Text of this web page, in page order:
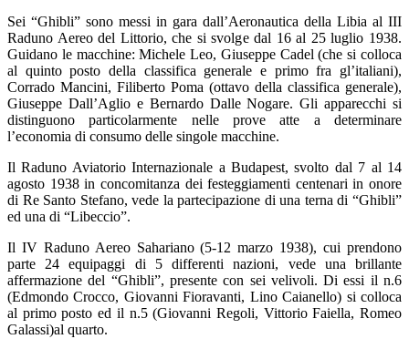
Sei “Ghibli” sono messi in gara dall’Aeronautica della Libia al III
Raduno Aereo del Littorio, che si svolge dal 16 al 25 luglio 1938.
Guidano le macchine: Michele Leo, Giuseppe Cadel (che si colloca
al quinto posto della classifica generale e primo fra gl’italiani),
Corrado Mancini, Filiberto Poma (ottavo della classifica generale),
Giuseppe Dall’Aglio e Bernardo Dalle Nogare. Gli apparecchi si
distinguono particolarmente nelle prove atte a determinare
l’economia di consumo delle singole macchine.
Il Raduno Aviatorio Internazionale a Budapest, svolto dal 7 al 14
agosto 1938 in concomitanza dei festeggiamenti centenari in onore
di Re Santo Stefano, vede la partecipazione di una terna di “Ghibli”
ed una di “Libeccio”.
Il IV Raduno Aereo Sahariano (5-12 marzo 1938), cui prendono
parte 24 equipaggi di 5 differenti nazioni, vede una brillante
affermazione del “Ghibli”, presente con sei velivoli. Di essi il n.6
(Edmondo Crocco, Giovanni Fioravanti, Lino Caianello) si colloca
al primo posto ed il n.5 (Giovanni Regoli, Vittorio Faiella, Romeo
Galassi)al quarto.